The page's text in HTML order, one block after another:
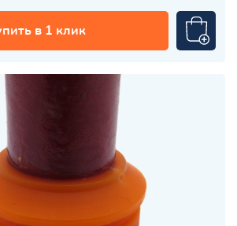
в 1 клик